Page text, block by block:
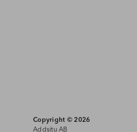
Copyright © 2026
Addsitu AB